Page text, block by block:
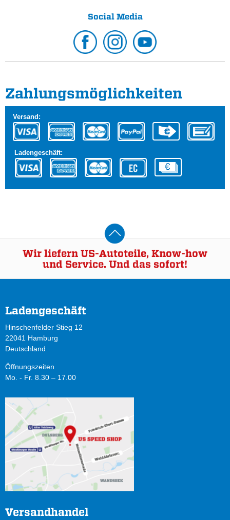
Social Media
Zahlungs­möglichkeiten
Versand:
Ladengeschäft:
Wir liefern US-Autoteile, Know-how
und Service. Und das sofort!
Ladengeschäft
Hinschenfelder Stieg 12
22041 Hamburg
Deutschland
Öffnungszeiten
Mo. - Fr. 8.30 – 17.00
Versandhandel